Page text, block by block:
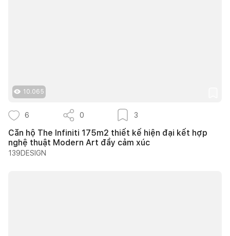
10.065
6 0 3
Căn hộ The Infiniti 175m2 thiết kế hiện đại kết hợp
nghệ thuật Modern Art đầy cảm xúc
139DESIGN